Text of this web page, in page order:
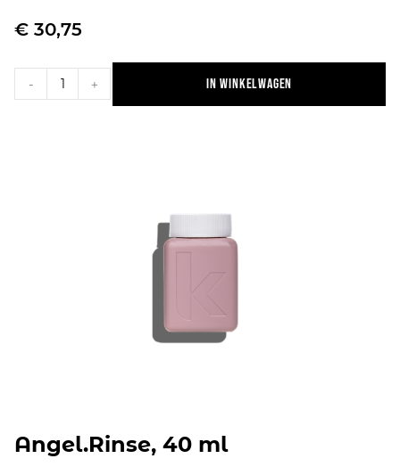
€ 30,75
- + In winkelwagen
Angel.Rinse, 40 ml